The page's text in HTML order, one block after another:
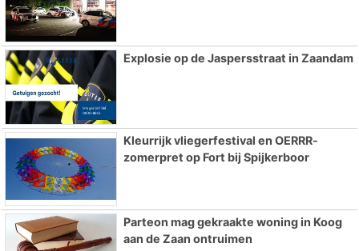
Explosie op de Jaspersstraat in Zaandam
Kleurrijk vliegerfestival en OERRR-
zomerpret op Fort bij Spijkerboor
Parteon mag gekraakte woning in Koog
aan de Zaan ontruimen